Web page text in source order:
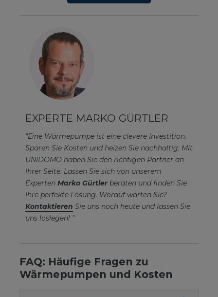
EXPERTE MARKO GÜRTLER
"Eine Wärmepumpe ist eine clevere Investition.
Sparen Sie Kosten und heizen Sie nachhaltig. Mit
UNIDOMO haben Sie den richtigen Partner an
Ihrer Seite. Lassen Sie sich von unserem
Experten Marko Gürtlerberaten und finden Sie
Ihre perfekte Lösung. Worauf warten Sie?
Kontaktieren Sie uns noch heute und lassen Sie
uns loslegen! "
FAQ: Häufige Fragen zu
Wärmepumpen und Kosten